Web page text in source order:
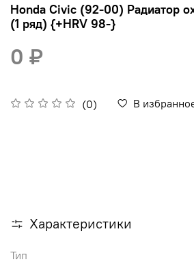
Honda Civic (92-00) Радиатор
(1 ряд) {+HRV 98-}
(0) В
0 ₽
Характеристики
Тип